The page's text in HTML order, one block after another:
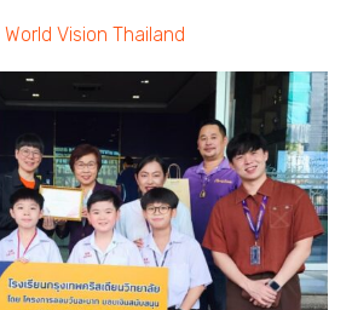
World Vision Thailand